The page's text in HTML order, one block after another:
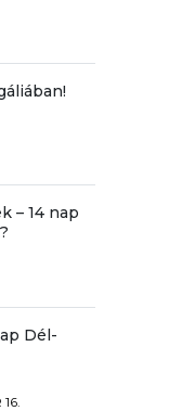
– 14 nap
Dél-